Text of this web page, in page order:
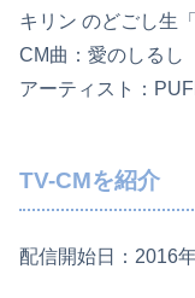
キリン のどごし生
CM曲：愛のしるし
アーティスト：
TV-CMを紹介
配信開始日：2016